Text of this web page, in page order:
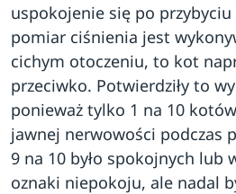
uspokojenie się po przybyciu
pomiar ciśnienia jest
cichym otoczeniu, to kot
przeciwko. Potwierdziły to
ponieważ tylko 1 na 10
jawnej nerwowości podczas
9 na 10 było spokojnych lub
oznaki niepokoju, ale nadal